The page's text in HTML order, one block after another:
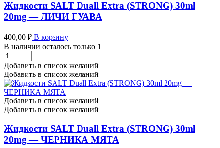
Жидкости SALT Duall Extra (STRONG) 30ml
20mg — ЛИЧИ ГУАВА
400,00 ₽ В корзину
В наличии осталось только 1
Жидкости
SALT
Duall
Extra
(STRONG)
30ml
20mg
-
ЛИЧИ
ГУАВА
количество
Добавить в список желаний
Добавить в список желаний
Добавить в список желаний
Добавить в список желаний
Жидкости SALT Duall Extra (STRONG) 30ml
20mg — ЧЕРНИКА МЯТА